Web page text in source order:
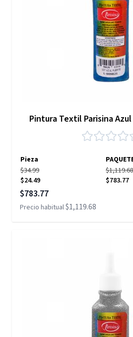
Pintura Textil Parisina
Pieza
$34.99
$24.49
$1,119.68
$783.77
Precio especial
$783.77
Precio habitual$1,119.68